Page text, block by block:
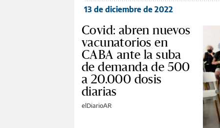
13 de diciembre de 2022
Covid: abren nuevos
vacunatorios en
CABA ante la suba
de demanda de 500
a 20.000 dosis
diarias
elDiarioAR